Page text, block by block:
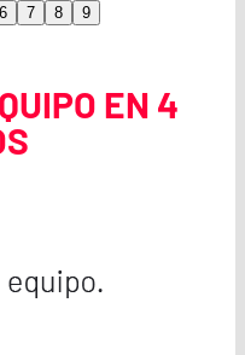
6 7 8 9
EN 4